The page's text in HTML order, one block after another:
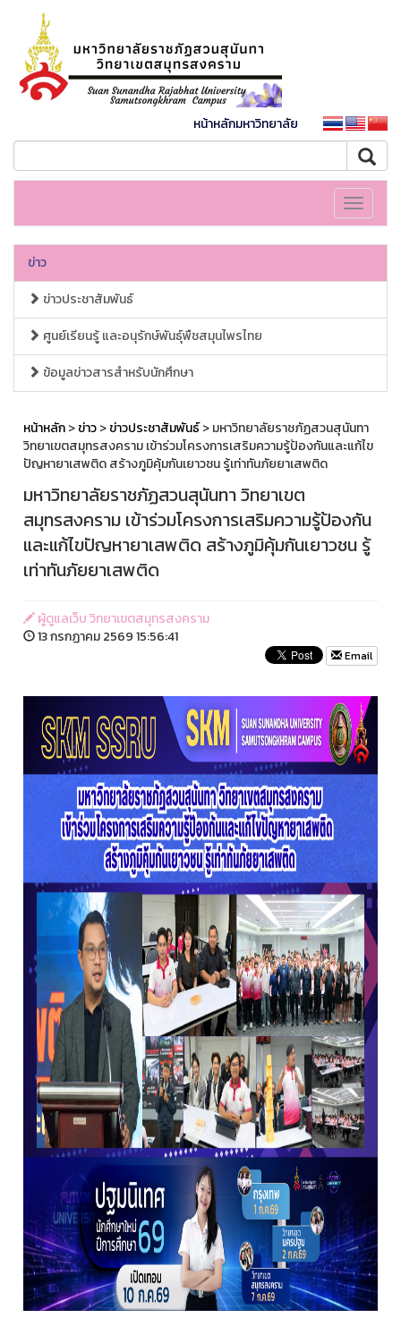
หน้าหลักมหาวิทยาลัย
Toggle
ข่าว
ข่าวประชาสัมพันธ์
ศูนย์เรียนรู้ และอนุรักษ์พันธุ์พืชสมุนไพรไทย
ข้อมูลข่าวสารสำหรับนักศึกษา
หน้าหลัก>ข่าว>ข่าวประชาสัมพันธ์> มหาวิทยาลัยราชภัฏสวนสุนันทา
วิทยาเขตสมุทรสงคราม เข้าร่วมโครงการเสริมความรู้ป้องกันและแก้ไข
ปัญหายาเสพติด สร้างภูมิคุ้มกันเยาวชน รู้เท่าทันภัยยาเสพติด
มหาวิทยาลัยราชภัฏสวนสุนันทา วิทยาเขต
สมุทรสงคราม เข้าร่วมโครงการเสริมความรู้ป้องกัน
และแก้ไขปัญหายาเสพติด สร้างภูมิคุ้มกันเยาวชน รู้
เท่าทันภัยยาเสพติด
ผู้ดูแลเว็บ วิทยาเขตสมุทรสงคราม
13 กรกฏาคม 2569 15:56:41
Email